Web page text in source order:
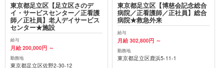
東京都足立区【足立区さのデ
イ・サービスセンター／正看護
師／正社員】老人デイサービス
センター★施設
給与
月給 200,000円 ～
勤務地
東京都足立区佐野2-30-12
東京都足立区【博慈会記念総合
病院／正看護師／正社員】総合
病院★救急外来
給与
月給 302,800円 ～
勤務地
東京都足立区鹿浜5-11-1